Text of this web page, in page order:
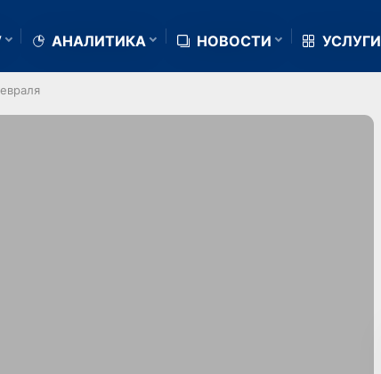
АНАЛИТИКА НОВОСТИ УСЛУГИ